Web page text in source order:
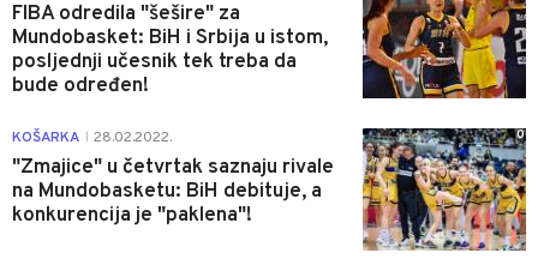
FIBA odredila "šešire" za
Mundobasket: BiH i Srbija u istom,
posljednji učesnik tek treba da
bude određen!
KOŠARKA 28.02.2022.
"Zmajice" u četvrtak saznaju rivale
na Mundobasketu: BiH debituje, a
konkurencija je "paklena"!
0